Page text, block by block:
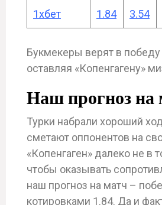
1хбет 1.84 3.54
Букмекеры верят в победу
оставляя «Копенгагену»
Наш прогноз на
Турки набрали хороший
сметают оппонентов на
«Копенгаген» далеко не в
чтобы оказывать
наш прогноз на матч –
котировками 1.84. Да и